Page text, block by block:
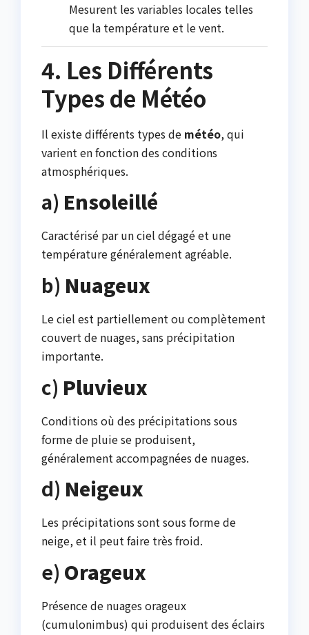
Mesurent les variables locales telles
que la température et le vent.
4. Les Différents
Types de Météo
Il existe différents types de météo, qui
varient en fonction des conditions
atmosphériques.
a) Ensoleillé
Caractérisé par un ciel dégagé et une
température généralement agréable.
b) Nuageux
Le ciel est partiellement ou complètement
couvert de nuages, sans précipitation
importante.
c) Pluvieux
Conditions où des précipitations sous
forme de pluie se produisent,
généralement accompagnées de nuages.
d) Neigeux
Les précipitations sont sous forme de
neige, et il peut faire très froid.
e) Orageux
Présence de nuages orageux
(cumulonimbus) qui produisent des éclairs